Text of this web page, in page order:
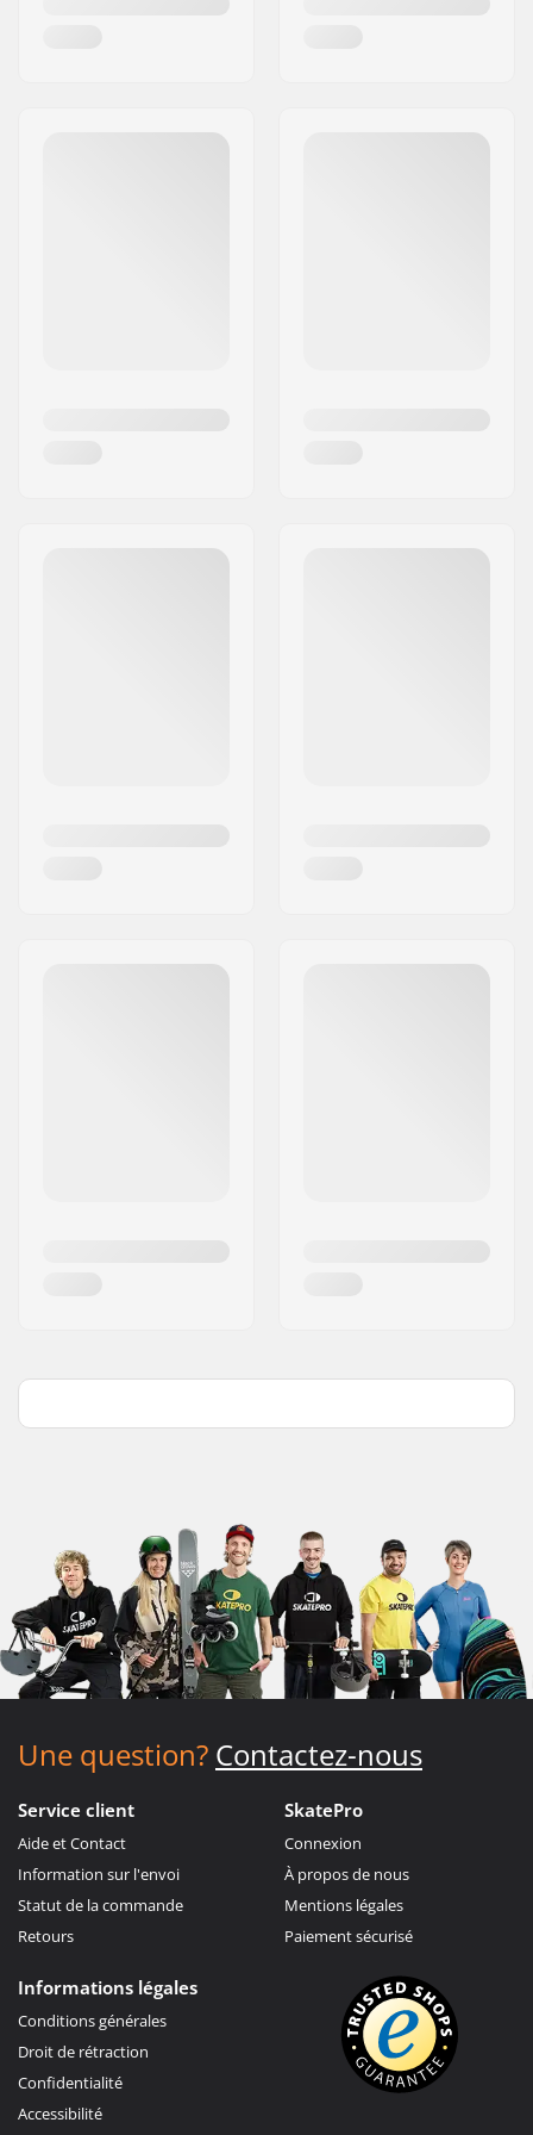
Une question? Contactez-nous
Service client
Aide et Contact
Information sur l'envoi
Statut de la commande
Retours
SkatePro
Connexion
À propos de nous
Mentions légales
Paiement sécurisé
Informations légales
Conditions générales
Droit de rétraction
Confidentialité
Accessibilité